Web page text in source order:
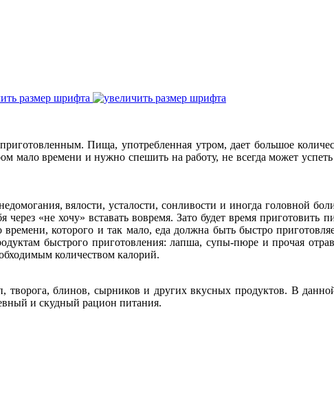
размер шрифта
Пища, употребленная утром, дает большое
мало времени и нужно спешить на работу, не всегда может
вялости, усталости, сонливости и иногда головной
через «не хочу» вставать вовремя. Зато будет время приготовить
которого и так мало, еда должна быть быстро
быстрого приготовления: лапша, супы-пюре и прочая
количеством калорий.
блинов, сырников и других вкусных продуктов. В
и скудный рацион питания.